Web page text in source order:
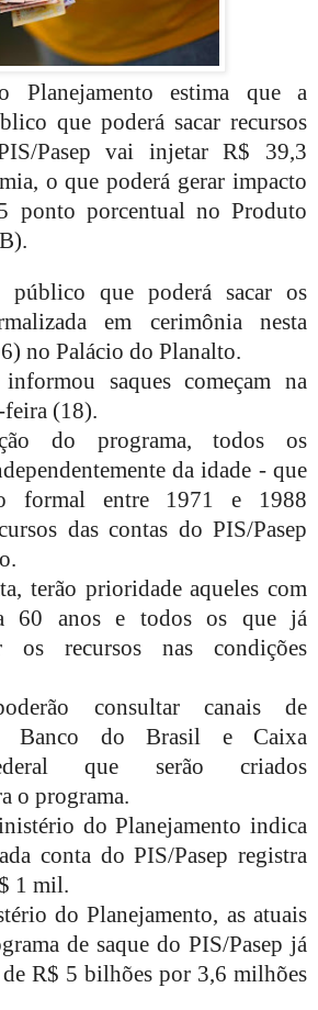
Planejamento estima que a
que poderá sacar recursos
Pasep vai injetar R$ 39,3
o que poderá gerar impacto
ponto porcentual no Produto
público que poderá sacar os
em cerimônia nesta
no Palácio do Planalto.
saques começam na
(18).
do programa, todos os
da idade - que
formal entre 1971 e 1988
das contas do PIS/Pasep
terão prioridade aqueles com
60 anos e todos os que já
os recursos nas condições
consultar canais de
Banco do Brasil e Caixa
que serão criados
o programa.
do Planejamento indica
conta do PIS/Pasep registra
1 mil.
do Planejamento, as atuais
de saque do PIS/Pasep já
de R$ 5 bilhões por 3,6 milhões